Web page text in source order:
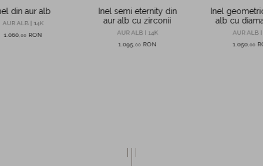
din aur alb
AUR ALB | 14K
1.060 00 RON
Inel semi eternity din
aur alb cu zirconii
AUR ALB | 14K
1.095 00 RON
Inel
alb cu
0.02ct
AUR ALB |
1.050 00